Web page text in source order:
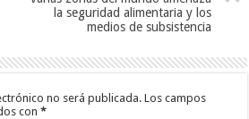
la seguridad alimentaria y los
medios de subsistencia
no será publicada. Los campos
con*